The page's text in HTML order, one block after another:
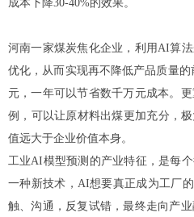
成本下降30-40%的效果。
河南一家煤炭焦化企业，利用AI算
优化，从而实现再不降低产品质量
元，一年可以节省数千万元成本。
例，可以让原材料出煤更加充分，
值远大于企业价值本身。
工业AI模型预测的产业特征，是每
一种新技术，AI想要真正成为工厂
触、沟通，反复试错，最终走向产业